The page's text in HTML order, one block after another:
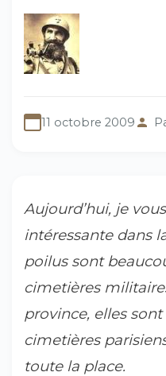
11 octobre 2009
Aujourd’hui, je
intéressante dans
poilus sont
cimetières
province, elles
cimetières
toute la place.